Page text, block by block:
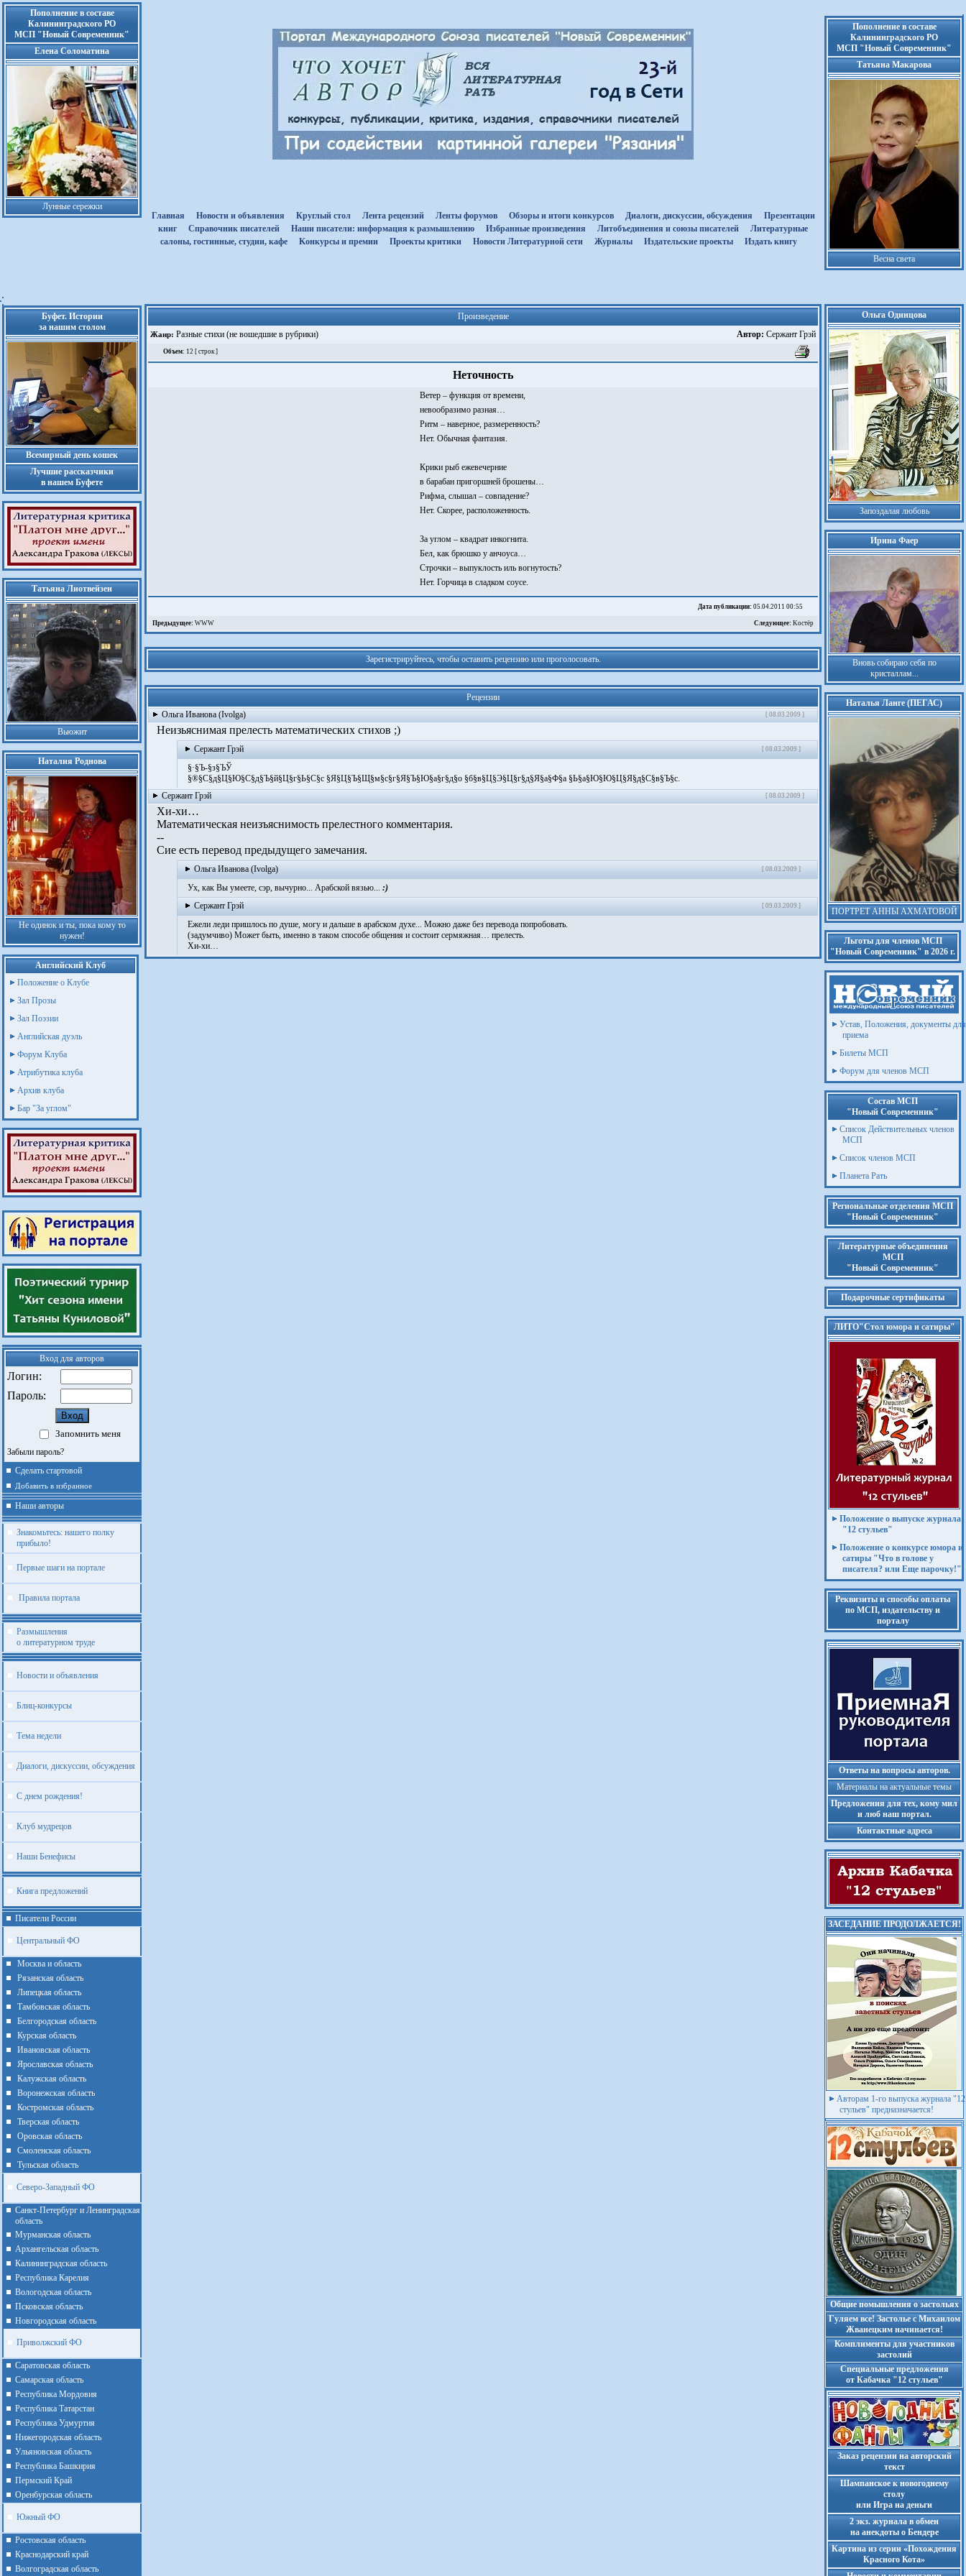
Пополнение в составе
Калининградского РО
МСП "Новый Современник"
Елена Соломатина
Лунные сережки
Главная
Новости и объявления Круглый стол Лента рецензий Ленты форумов Обзоры и итоги конкурсов Диалоги, дискуссии, обсуждения
Презентации
книг
Cправочник писателей Наши писатели: информация к размышлению Избранные произведения Литобъединения и союзы писателей
Литературные
салоны, гостинные, студии, кафе
Kонкурсы и премии Проекты критики Новости Литературной сети Журналы Издательские проекты Издать книгу
Пополнение в составе
Калининградского РО
МСП "Новый Современник"
Татьяна Макарова
Весна света
Буфет. Истории
за нашим столом
Всемирный день кошек
Лучшие рассказчики
в нашем Буфете
Татьяна Лиотвейзен
Вьюжит
Наталия Роднова
Не одинок и ты, пока кому то
нужен!
Английский Клуб
Положение о Клубе
Зал Прозы
Зал Поэзии
Английская дуэль
Форум Клуба
Атрибутика клуба
Архив клуба
Бар "За углом"
Вход для авторов
Логин:
Пароль:
Запомнить меня
Забыли пароль?
Сделать стартовой
Добавить в избранное
Наши авторы
Знакомьтесь: нашего полку
прибыло!
Первые шаги на портале
Правила портала
Размышления
о литературном труде
Новости и объявления
Блиц-конкурсы
Тема недели
Диалоги, дискуссии, обсуждения
С днем рождения!
Клуб мудрецов
Наши Бенефисы
Книга предложений
Писатели России
Центральный ФО
Москва и область
Рязанская область
Липецкая область
Тамбовская область
Белгородская область
Курская область
Ивановская область
Ярославская область
Калужская область
Воронежская область
Костромская область
Тверская область
Оровская область
Смоленская область
Тульская область
Северо-Западный ФО
Санкт-Петербург и Ленинградская
область
Мурманская область
Архангельская область
Калининградская область
Республика Карелия
Вологодская область
Псковская область
Новгородская область
Приволжский ФО
Cаратовская область
Cамарская область
Республика Мордовия
Республика Татарстан
Республика Удмуртия
Нижегородская область
Ульяновская область
Республика Башкирия
Пермский Край
Оренбурская область
Южный ФО
Ростовская область
Краснодарский край
Волгоградская область
Произведение
Жанр: Разные стихи (не вошедшие в рубрики) Автор: Сержант Грэй
Объем: 12 [ строк ]
Неточность
Ветер – функция от времени,
невообразимо разная…
Ритм – наверное, размеренность?
Нет. Обычная фантазия.
Крики рыб ежевечерние
в барабан пригоршней брошены…
Рифма, слышал – совпадение?
Нет. Скорее, расположенность.
За углом – квадрат инкогнита.
Бел, как брюшко у анчоуса…
Строчки – выпуклость иль вогнутость?
Нет. Горчица в сладком соусе.
Дата публикации: 05.04.2011 00:55
Предыдущее: WWW Следующее: Kостёр
Зарегистрируйтесь, чтобы оставить рецензию или проголосовать.
Рецензии
Ольга Иванова (Ivolga)
[ 08.03.2009 ]
Неизьяснимая прелесть математических стихов ;)
Сержант Грэй [ 08.03.2009 ]
§·§Ъ-§з§ЪЎ­
§®§С§д§Ц§Ю§С§д§Ъ§й§Ц­§г§Ь§С§с­ §Я§Ц§Ъ§Щ§м§с§г§Я§Ъ§Ю­§а§г§д§о­ §б§в§Ц§Э§Ц§г§д§Я§а§Ф­§а­ §Ь§а§Ю§Ю§Ц§Я§д§С§в§Ъ­§с.­
Сержант Грэй
[ 08.03.2009 ]
Хи-хи…
Математическая неизъяснимость прелестного комментария.
--
Сие есть перевод предыдущего замечания.
Ольга Иванова (Ivolga) [ 08.03.2009 ]
Ух, как Вы умеете, сэр, вычурно... Арабской вязью... :)
Сержант Грэй
[ 09.03.2009 ]
Ежели леди пришлось по душе, могу и дальше в арабском духе... Можно даже без перевода попробовать.
(задумчиво) Может быть, именно в таком способе общения и состоит сермяжная… прелесть.
Хи-хи…
Ольга Одинцова
Запоздалая любовь
Ирина Фаер
Вновь собираю себя по
кристаллам...
Наталья Ланге (ПЕГАС)
ПОРТРЕТ АННЫ АХМАТОВОЙ
Льготы для членов МСП
"Новый Современник" в 2026 г.
Устав, Положения, документы для
приема
Билеты МСП
Форум для членов МСП
Состав МСП
"Новый Современник"
Список Действительных членов
МСП
Список членов МСП
Планета Рать
Региональные отделения МСП
"Новый Современник"
Литературные объединения
МСП
"Новый Современник"
Подарочные сертификаты
ЛИТО"Стол юмора и сатиры"
Положение о выпуске журнала
"12 стульев"
Положение о конкурсе юмора и
сатиры "Что в голове у
писателя? или Еще парочку!"
Реквизиты и способы оплаты
по МСП, издательству и
порталу
Ответы на вопросы авторов.
Материалы на актуальные темы
Предложения для тех, кому мил
и люб наш портал.
Контактные адреса
ЗАСЕДАНИЕ ПРОДОЛЖАЕТСЯ!
Авторам 1-го выпуска журнала "12
стульев" предназначается!
Общие помышления о застольях
Гуляем все! Застолье с Михаилом
Жванецким начинается!
Комплименты для участников
застолий
Cпециальные предложения
от Кабачка "12 стульев"
Заказ рецензии на авторский
текст
Шампанское к новогоднему
столу
или Игра на деньги
2 экз. журнала в обмен
на анекдоты о Бендере
Картина из серии «Похождения
Красного Кота»